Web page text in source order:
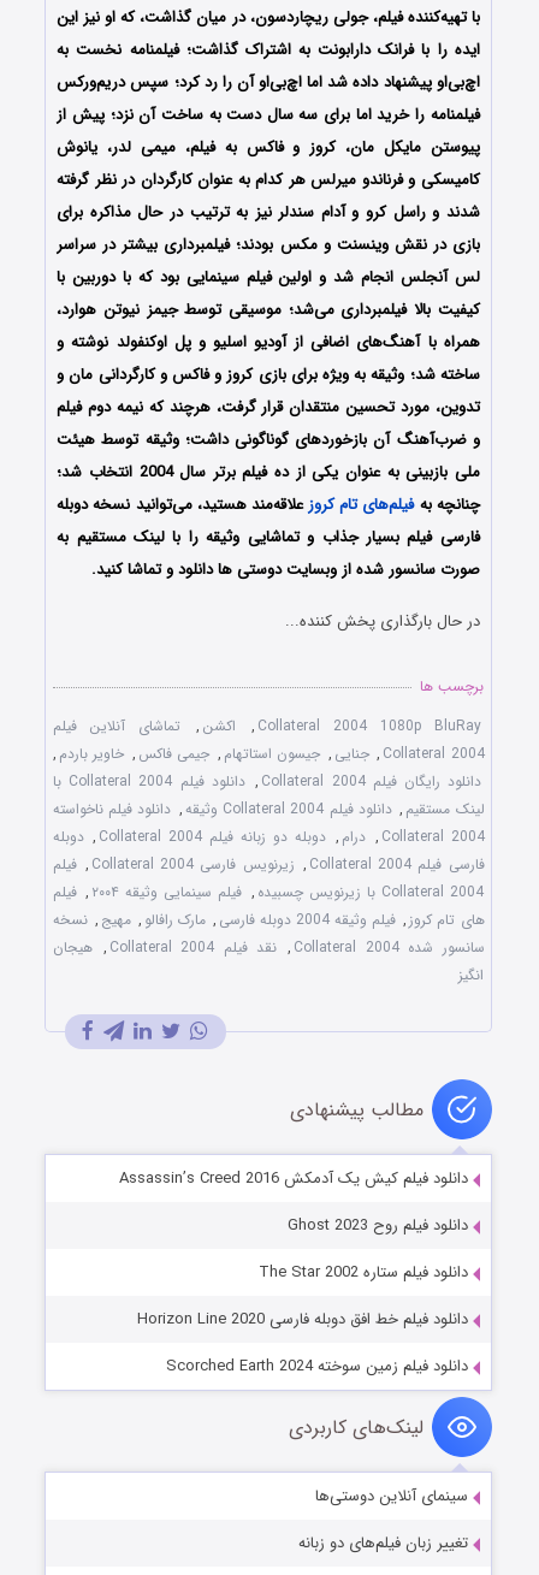
با تهیه‌کننده فیلم، جولی ریچاردسون، در میان گذاشت، که او نیز این
ایده را با فرانک دارابونت به اشتراک گذاشت؛ فیلمنامه نخست به
اچ‌بی‌او پیشنهاد داده شد اما اچ‌بی‌او آن را رد کرد؛ سپس دریم‌ورکس
فیلمنامه را خرید اما برای سه سال دست به ساخت آن نزد؛ پیش از
پیوستن مایکل مان، کروز و فاکس به فیلم، میمی لدر، یانوش
کامیسکی و فرناندو میرلس هر کدام به عنوان کارگردان در نظر گرفته
شدند و راسل کرو و آدام سندلر نیز به ترتیب در حال مذاکره برای
بازی در نقش وینسنت و مکس بودند؛ فیلمبرداری بیشتر در سراسر
لس آنجلس انجام شد و اولین فیلم سینمایی بود که با دوربین با
کیفیت بالا فیلمبرداری می‌شد؛ موسیقی توسط جیمز نیوتن هوارد،
همراه با آهنگ‌های اضافی از آودیو اسلیو و پل اوکنفولد نوشته و
ساخته شد؛ وثیقه به ویژه برای بازی کروز و فاکس و کارگردانی مان و
تدوین، مورد تحسین منتقدان قرار گرفت، هرچند که نیمه دوم فیلم
و ضرب‌آهنگ آن بازخوردهای گوناگونی داشت؛ وثیقه توسط هیئت
ملی بازبینی به عنوان یکی از ده فیلم برتر سال 2004 انتخاب شد؛
چنانچه بهفیلم‌های تام کروزعلاقه‌مند هستید، می‌توانید نسخه دوبله
فارسی فیلم بسیار جذاب و تماشایی وثیقه را با لینک مستقیم به
صورت سانسور شده از وبسایت دوستی ها دانلود و تماشا کنید.
در حال بارگذاری پخش کننده...
برچسب ها
Collateral 2004 1080p BluRay
, اکشن ,
تماشای آنلاین فیلم
Collateral 2004
, جنایی , جیسون استاتهام , جیمی فاکس , خاویر باردم ,
دانلود رایگان فیلم Collateral 2004
,
دانلود فیلم Collateral 2004 با
لینک مستقیم , دانلود فیلم Collateral 2004 وثیقه , دانلود فیلم ناخواسته
Collateral 2004
, درام , دوبله دو زبانه فیلم Collateral 2004 , دوبله
فارسی فیلم Collateral 2004
, زیرنویس فارسی Collateral 2004 , فیلم
Collateral 2004 با زیرنویس چسبیده
, فیلم سینمایی وثیقه ۲۰۰۴ , فیلم
های تام کروز , فیلم وثیقه 2004 دوبله فارسی , مارک رافالو , مهیج , نسخه
سانسور شده Collateral 2004
, نقد فیلم Collateral 2004 , هیجان
انگیز
مطالب پیشنهادی
دانلود فیلم کیش یک آدمکش Assassin’s Creed 2016
دانلود فیلم روح Ghost 2023
دانلود فیلم ستاره The Star 2002
دانلود فیلم خط افق دوبله فارسی Horizon Line 2020
دانلود فیلم زمین سوخته Scorched Earth 2024
لینک‌های کاربردی
سینمای آنلاین دوستی‌ها
تغییر زبان فیلم‌های دو زبانه